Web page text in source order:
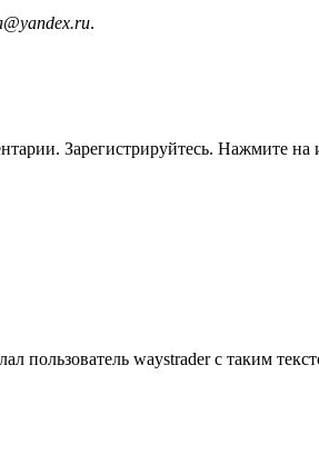
.
Зарегистрируйтесь. Нажмите на
пользователь waystrader с таким